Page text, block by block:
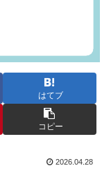
はてブ
コピー
2026.04.28